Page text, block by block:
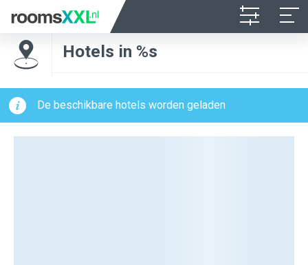
Hotels in %s
De beschikbare hotels worden geladen